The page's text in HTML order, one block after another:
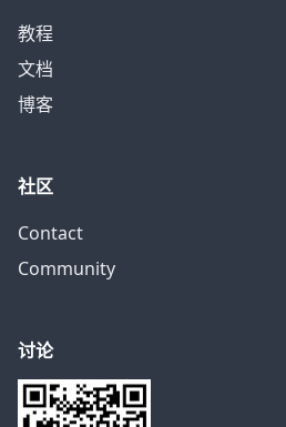
教程
文档
博客
社区
Contact
Community
讨论